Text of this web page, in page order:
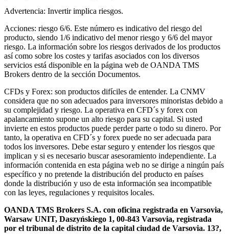
Advertencia: Invertir implica riesgos.
Acciones: riesgo 6/6. Este número es indicativo del riesgo del
producto, siendo 1/6 indicativo del menor riesgo y 6/6 del mayor
riesgo. La información sobre los riesgos derivados de los productos
así como sobre los costes y tarifas asociados con los diversos
servicios está disponible en la página web de OANDA TMS
Brokers dentro de la sección Documentos.
CFDs y Forex: son productos difíciles de entender. La CNMV
considera que no son adecuados para inversores minoristas debido a
su complejidad y riesgo. La operativa en CFD´s y forex con
apalancamiento supone un alto riesgo para su capital. Si usted
invierte en estos productos puede perder parte o todo su dinero. Por
tanto, la operativa en CFD´s y forex puede no ser adecuada para
todos los inversores. Debe estar seguro y entender los riesgos que
implican y si es necesario buscar asesoramiento independiente. La
información contenida en esta página web no se dirige a ningún país
específico y no pretende la distribución del producto en países
donde la distribución y uso de esta información sea incompatible
con las leyes, regulaciones y requisitos locales.
OANDA TMS Brokers S.A. con oficina registrada en Varsovia,
Warsaw UNIT, Daszyńskiego 1, 00-843 Varsovia, registrada
por el tribunal de distrito de la capital ciudad de Varsovia. 13?,